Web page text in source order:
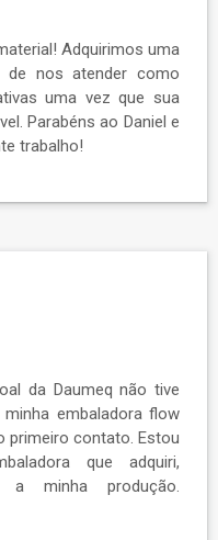
Adquirimos uma
de nos atender como
uma vez que sua
Parabéns ao Daniel e
trabalho!
da Daumeq não tive
embaladora flow
primeiro contato. Estou
que adquiri,
a minha produção.